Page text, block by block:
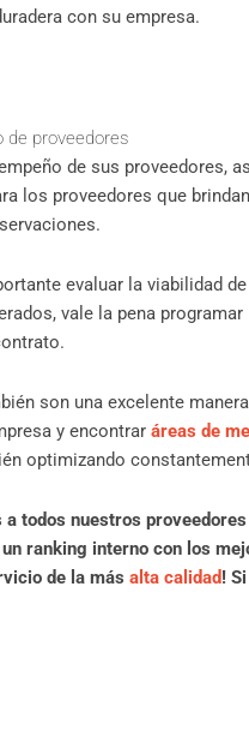
con su empresa.
de proveedores
de sus proveedores,
los proveedores que
evaluar la viabilidad
vale la pena
son una excelente
y encontrar áreas de
optimizando
a todos nuestros
ranking interno con los
de la más alta calidad!